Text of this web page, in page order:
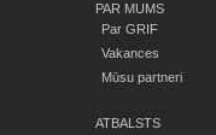
PAR MUMS
Par GRIF
Vakances
Mūsu partneri
ATBALSTS